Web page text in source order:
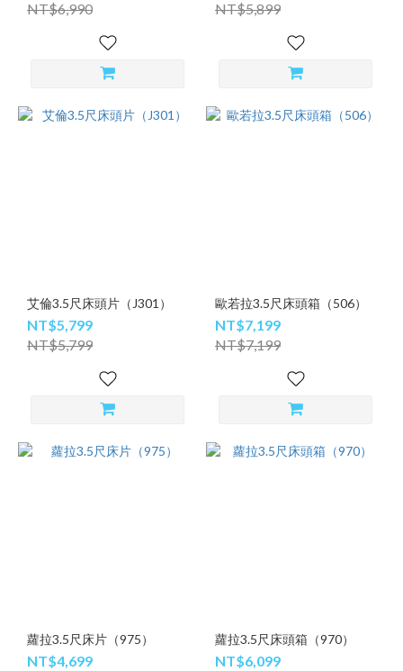
NT$6,990 NT$5,899
艾倫3.5尺床頭片（J301）
NT$5,799
NT$5,799
歐若拉3.5尺床頭箱（506）
NT$7,199
NT$7,199
蘿拉3.5尺床片（975）
NT$4,699
蘿拉3.5尺床頭箱（970）
NT$6,099